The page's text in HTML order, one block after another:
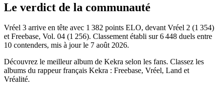
Le verdict de la communauté
Vréel 3 arrive en tête avec 1 382 points ELO, devant Vréel 2 (1 354)
et Freebase, Vol. 04 (1 256). Classement établi sur 6 448 duels entre
10 contenders, mis à jour le 7 août 2026.
Découvrez le meilleur album de Kekra selon les fans. Classez les
albums du rappeur français Kekra : Freebase, Vréel, Land et
Vréalité.